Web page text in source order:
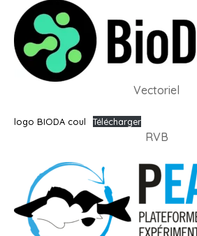
Vectoriel
logo BIODA coul Télécharger
RVB